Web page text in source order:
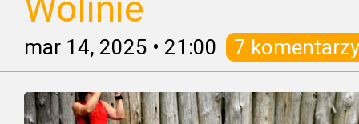
Wolinie
mar 14, 2025 • 21:00 7 komentarzy